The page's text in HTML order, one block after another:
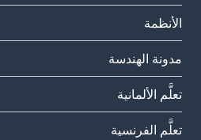
الأنظمة
مدونة الهندسة
تعلَّم الألمانية
تعلَّم الفرنسية